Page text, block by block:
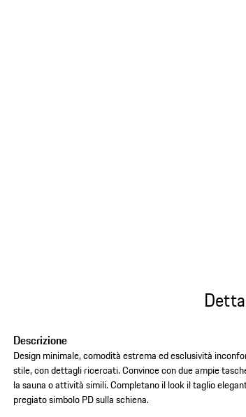
Descrizione
Design minimale, comodità estrema ed esclusività
stile, con dettagli ricercati. Convince con due ampie
la sauna o attività simili. Completano il look il taglio
pregiato simbolo PD sulla schiena.